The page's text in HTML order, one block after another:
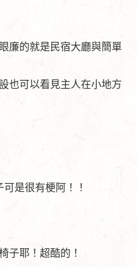
廉的就是民宿大廳與簡單
也可以看見主人在小地方
是很有梗阿！！
子耶！超酷的！